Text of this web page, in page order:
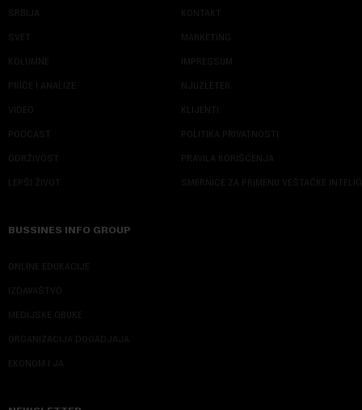
SRBIJA
SVET
KOLUMNE
PRIČE I ANALIZE
VIDEO
PODCAST
ODRŽIVOST
LEPŠI ŽIVOT
KONTAKT
MARKETING
IMPRESSUM
NJUZLETER
KLIJENTI
POLITIKA PRIVATNOSTI
PRAVILA KORIŠĆENJA
SMERNICE ZA PRIMENU VEŠTAČKE
BUSSINES INFO GROUP
ONLINE EDUKACIJE
IZDAVAŠTVO
MEDIJSKE OBUKE
ORGANIZACIJA DOGADJAJA
EKONOM I JA